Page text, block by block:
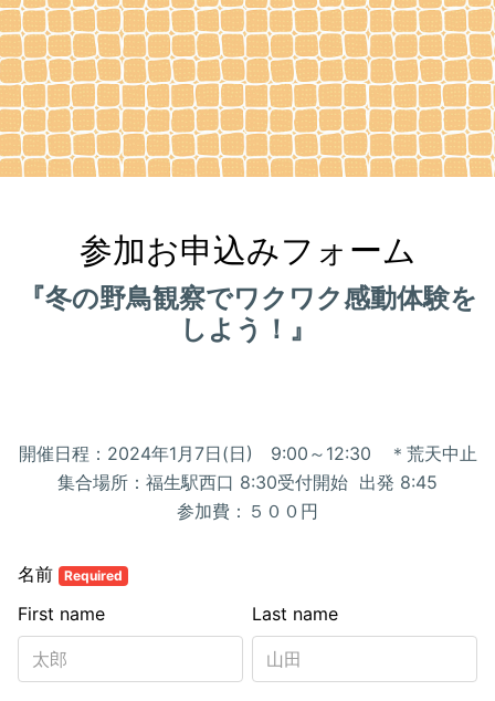
参加お申込みフォーム
『冬の野鳥観察でワクワク感動体験を
しよう！』
開催日程：2024年1月7日(日) 9:00～12:30 ＊荒天中止
集合場所：福生駅西口 8:30受付開始 出発 8:45
参加費：５００円
名前 Required
Last name
First name